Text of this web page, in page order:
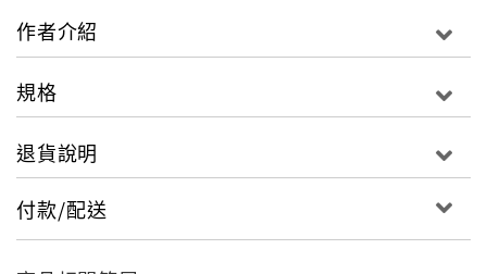
不能分割的，若不能把正念帶到日常生活中，便不能全
──所以，愈能在日常生活中持有覺察和正念，才愈能把
工作做好。
‧將正念融入工作，工作氣氛與績效就會開始善轉
作者介紹
規格
退貨說明
付款/配送